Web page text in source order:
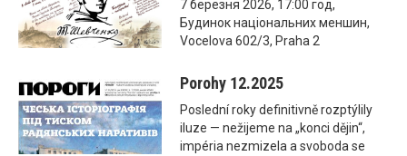
7 березня 2026, 17:00 год,
Будинок національних меншин,
Vocelova 602/3, Praha 2
Porohy 12.2025
Poslední roky definitivně rozptýlily
iluze — nežijeme na „konci dějin“,
impéria nezmizela a svoboda se